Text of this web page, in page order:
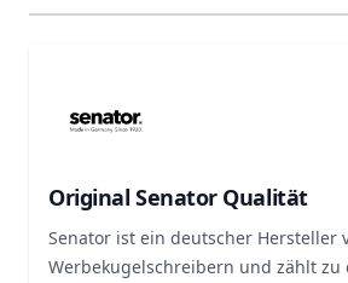
Original Senator Qualität
Senator ist ein deutscher Hersteller
Werbekugelschreibern und zählt